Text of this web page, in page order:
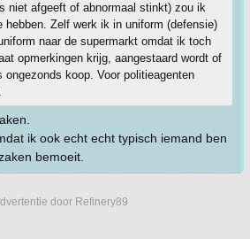
niet afgeeft of abnormaal stinkt) zou ik
hebben. Zelf werk ik in uniform (defensie)
naar de supermarkt omdat ik toch
opmerkingen krijg, aangestaard wordt of
koop. Voor politieagenten
ik ook echt echt typisch iemand ben
bemoeit.
door Refinery89